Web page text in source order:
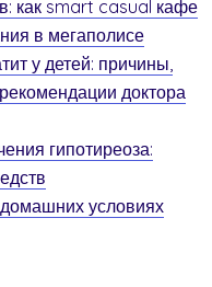
как smart casual кафе
в мегаполисе
у детей: причины,
доктора
гипотиреоза:
условиях